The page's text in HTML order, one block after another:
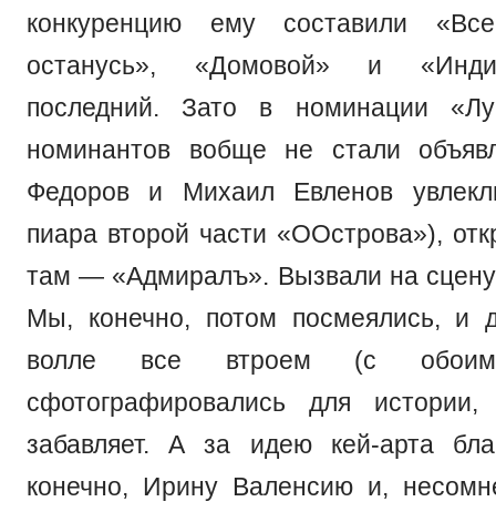
конкуренцию ему составили
останусь», «Домовой» и
последний. Зато в номинации
номинантов вобще не стали
Федоров и Михаил Евленов
пиара второй части «ООстрова»),
там — «Адмиралъ». Вызвали на
Мы, конечно, потом посмеялись, и
волле все втроем (с
сфотографировались для
забавляет. А за идею кей-арта
конечно, Ирину Валенсию и,